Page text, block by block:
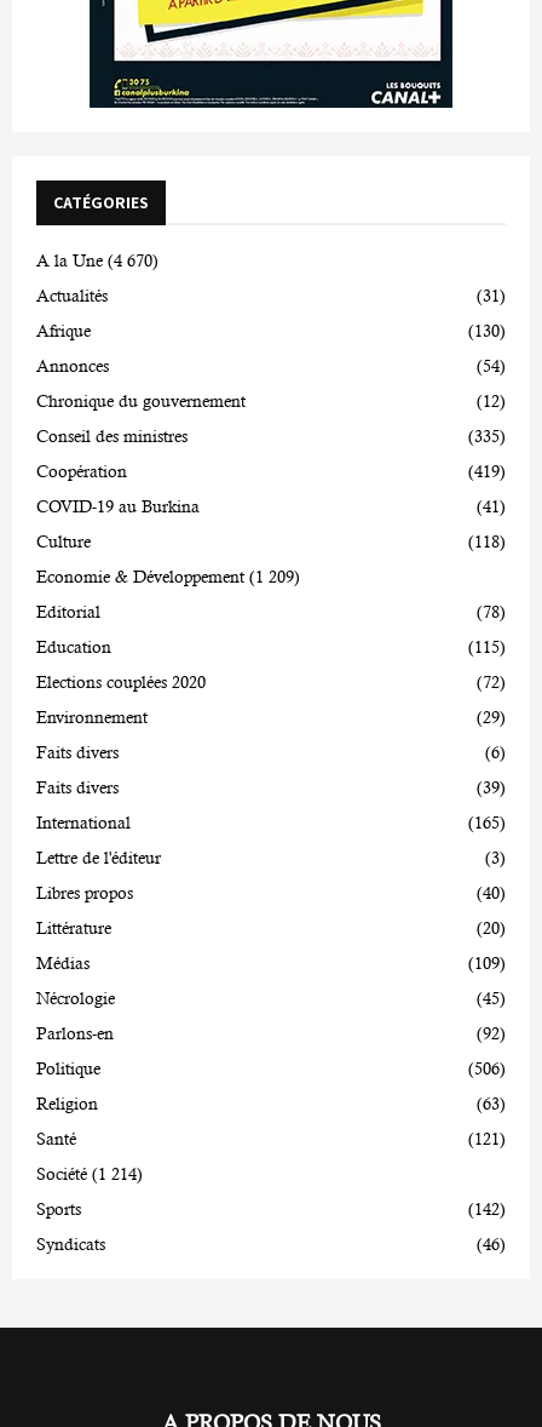
CATÉGORIES
A la Une (4 670)
Actualités
(31)
Afrique
(130)
Annonces
(54)
Chronique du gouvernement
(12)
Conseil des ministres
(335)
Coopération
(419)
COVID-19 au Burkina
(41)
Culture
(118)
Economie & Développement (1 209)
Editorial
(78)
Education
(115)
Elections couplées 2020
(72)
Environnement
(29)
Faits divers
(6)
Faits divers
(39)
International
(165)
Lettre de l'éditeur
(3)
Libres propos
(40)
Littérature
(20)
Médias
(109)
Nécrologie
(45)
Parlons-en
(92)
Politique
(506)
Religion
(63)
Santé
(121)
Société (1 214)
Sports
(142)
Syndicats
(46)